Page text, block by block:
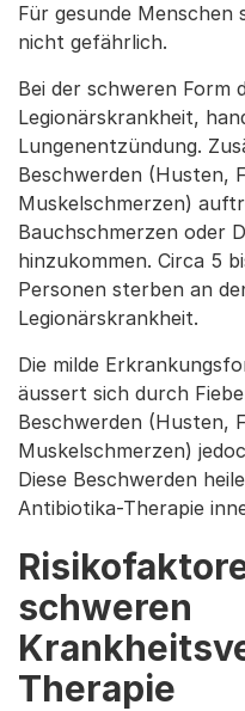
Für gesunde Menschen
nicht gefährlich.
Bei der schweren Form
Legionärskrankheit,
Lungenentzündung.
Beschwerden (Husten,
Muskelschmerzen)
Bauchschmerzen oder
hinzukommen. Circa 5
Personen sterben an
Legionärskrankheit.
Die milde
äussert sich durch
Beschwerden (Husten,
Muskelschmerzen)
Diese Beschwerden
Antibiotika-Therapie
schweren
Therapie